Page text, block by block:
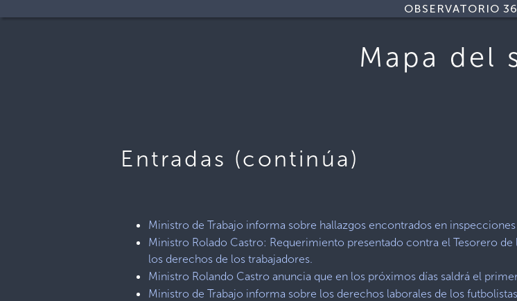
OBSERVATORIO
Mapa del
Entradas (continúa)
Ministro de Trabajo informa sobre hallazgos encontrados en
Ministro Rolado Castro: Requerimiento presentado contra el Tesorero de
los derechos de los trabajadores.
Ministro Rolando Castro anuncia que en los próximos días saldrá el
Ministro de Trabajo informa sobre los derechos laborales de los